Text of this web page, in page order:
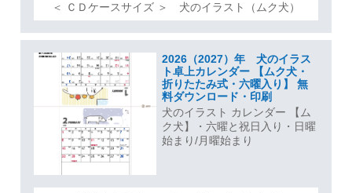
＜ ＣＤケースサイズ ＞ 犬のイラスト（ムク犬）
2026（2027）年 犬のイラス
ト卓上カレンダー 【ムク犬・
折りたたみ式・六曜入り】 無
料ダウンロード・印刷
犬のイラスト カレンダー 【ム
ク犬】・六曜と祝日入り・日曜
始まり/月曜始まり